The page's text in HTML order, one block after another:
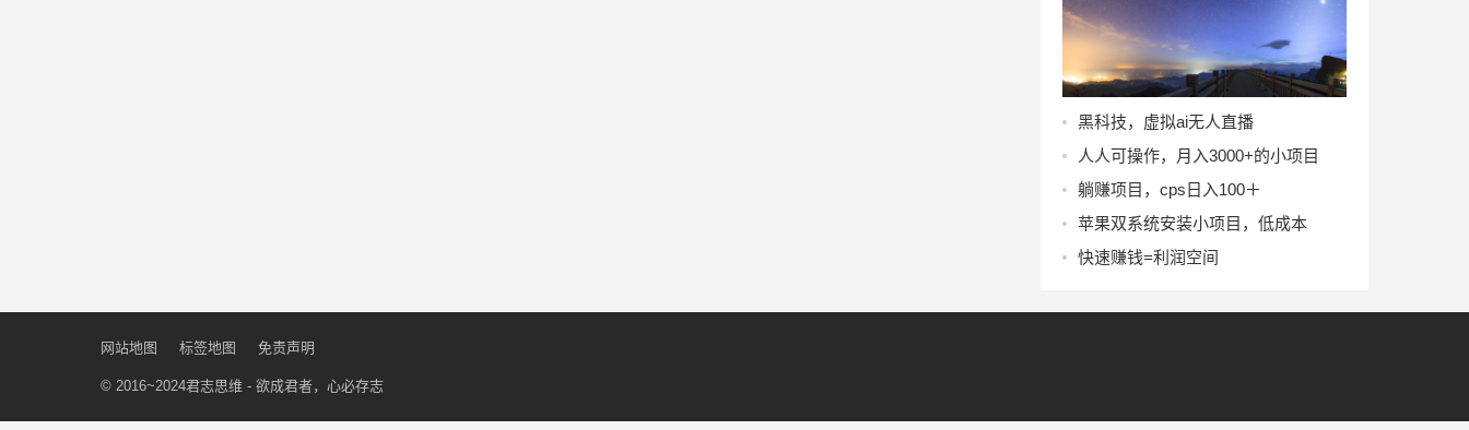
黑科技，虚拟ai无人直播
人人可操作，月入3000+的小项目
躺赚项目，cps日入100＋
苹果双系统安装小项目，低成本
快速赚钱=利润空间
网站地图 标签地图 免责声明
© 2016~2024君志思维 - 欲成君者，心必存志